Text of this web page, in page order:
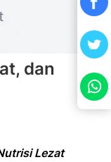
dan
Lezat